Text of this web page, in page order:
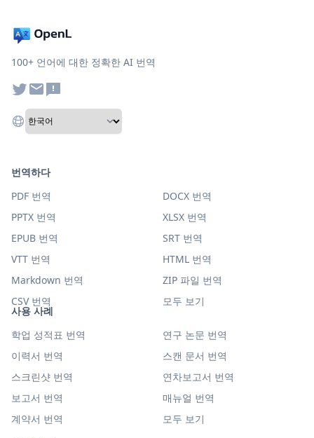
100+ 언어에 대한 정확한 AI 번역
사용 사례
학업 성적표 번역
연구 논문 번역
이력서 번역
스캔 문서 번역
스크린샷 번역
연차보고서 번역
보고서 번역
매뉴얼 번역
계약서 번역
모두 보기
번역하다
PDF 번역
DOCX 번역
PPTX 번역
XLSX 번역
EPUB 번역
SRT 번역
VTT 번역
HTML 번역
Markdown 번역
ZIP 파일 번역
CSV 번역
모두 보기